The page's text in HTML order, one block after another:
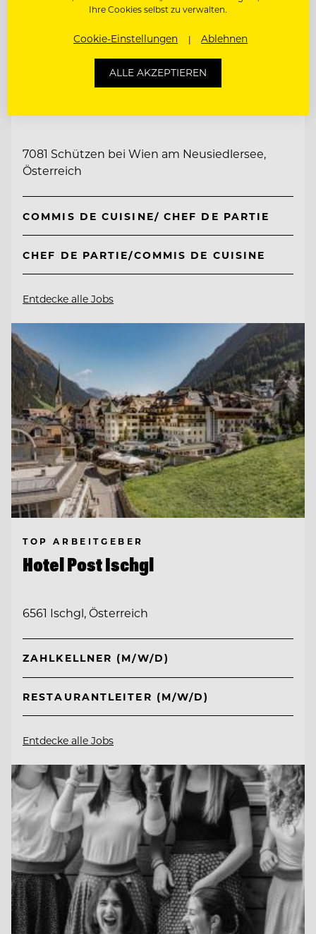
7081 Schützen bei Wien am Neusiedlersee,
Österreich
COMMIS DE CUISINE/ CHEF DE PARTIE
CHEF DE PARTIE/COMMIS DE CUISINE
Entdecke alle Jobs
TOP ARBEITGEBER
Hotel Post Ischgl
6561 Ischgl, Österreich
ZAHLKELLNER (M/W/D)
RESTAURANTLEITER (M/W/D)
Entdecke alle Jobs
Ihre Cookies selbst zu verwalten.
Cookie-Einstellungen Ablehnen
ALLE AKZEPTIEREN